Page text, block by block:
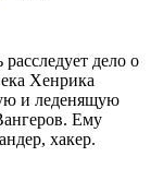
дело о
Хенрика
и леденящую
Ему
хакер.